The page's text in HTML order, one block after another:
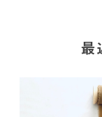
最